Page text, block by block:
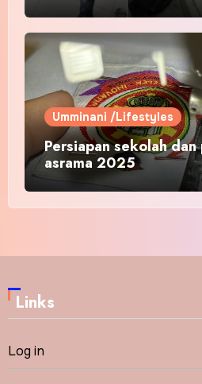
Umminani /Lifestyles
Persiapan sekolah
asrama 2025
Links
Log in